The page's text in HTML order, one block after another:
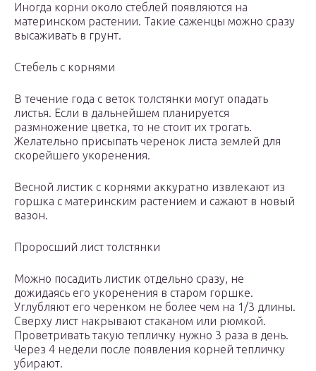
Иногда корни около стеблей появляются на
материнском растении. Такие саженцы можно сразу
высаживать в грунт.
Стебель с корнями
В течение года с веток толстянки могут опадать
листья. Если в дальнейшем планируется
размножение цветка, то не стоит их трогать.
Желательно присыпать черенок листа землей для
скорейшего укоренения.
Весной листик с корнями аккуратно извлекают из
горшка с материнским растением и сажают в новый
вазон.
Проросший лист толстянки
Можно посадить листик отдельно сразу, не
дожидаясь его укоренения в старом горшке.
Углубляют его черенком не более чем на 1/3 длины.
Сверху лист накрывают стаканом или рюмкой.
Проветривать такую тепличку нужно 3 раза в день.
Через 4 недели после появления корней тепличку
убирают.